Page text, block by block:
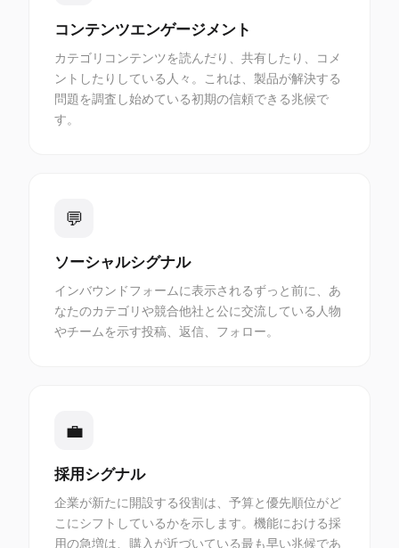
コンテンツエンゲージメント
カテゴリコンテンツを読んだり、共有したり、コメ
ントしたりしている人々。これは、製品が解決する
問題を調査し始めている初期の信頼できる兆候で
す。
💬
ソーシャルシグナル
インバウンドフォームに表示されるずっと前に、あ
なたのカテゴリや競合他社と公に交流している人物
やチームを示す投稿、返信、フォロー。
💼
採用シグナル
企業が新たに開設する役割は、予算と優先順位がど
こにシフトしているかを示します。機能における採
用の急増は、購入が近づいている最も早い兆候であ